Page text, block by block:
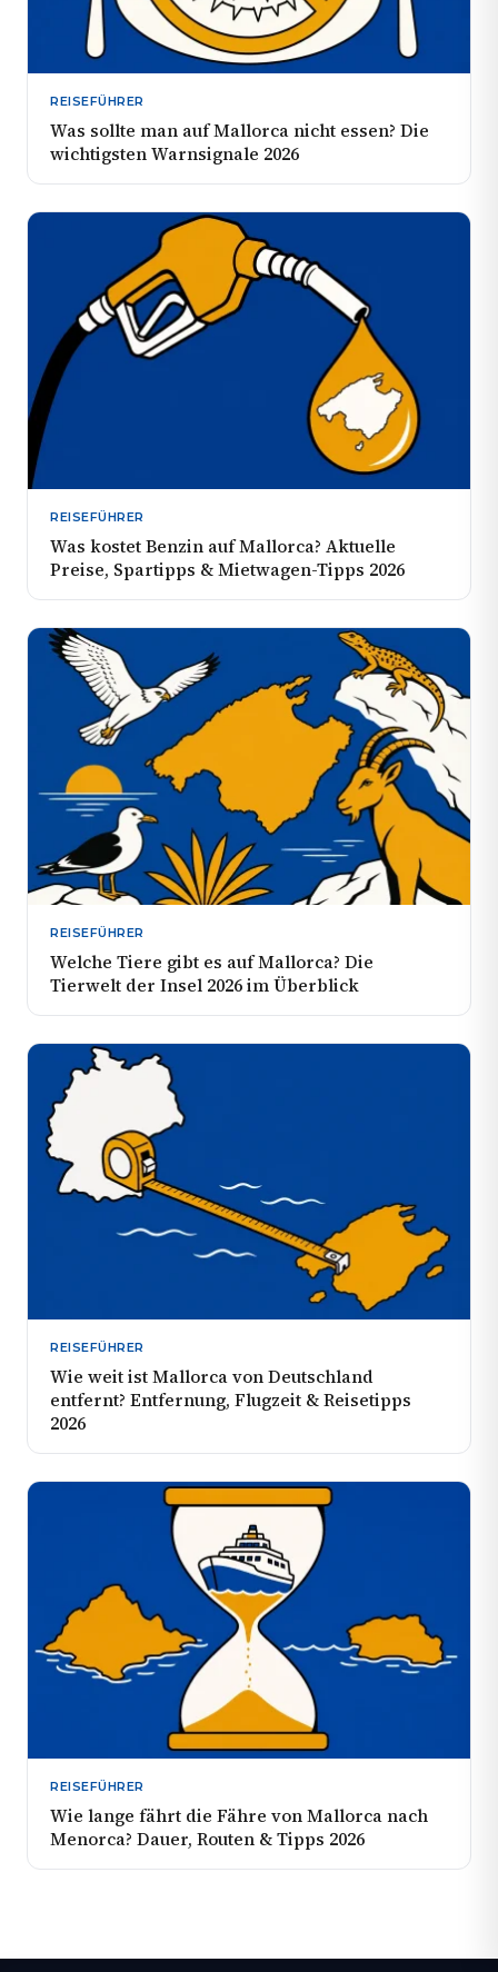
REISEFÜHRER
Was sollte man auf Mallorca nicht essen? Die
wichtigsten Warnsignale 2026
REISEFÜHRER
Was kostet Benzin auf Mallorca? Aktuelle
Preise, Spartipps & Mietwagen-Tipps 2026
REISEFÜHRER
Welche Tiere gibt es auf Mallorca? Die
Tierwelt der Insel 2026 im Überblick
REISEFÜHRER
Wie weit ist Mallorca von Deutschland
entfernt? Entfernung, Flugzeit & Reisetipps
2026
REISEFÜHRER
Wie lange fährt die Fähre von Mallorca nach
Menorca? Dauer, Routen & Tipps 2026